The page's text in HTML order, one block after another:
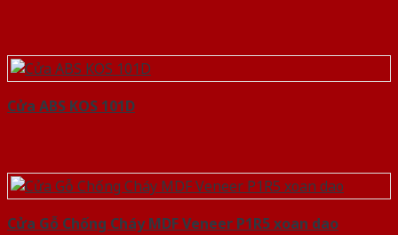
Cửa ABS KOS 101D
Cửa Gỗ Chống Cháy MDF Veneer P1R5 xoan dao